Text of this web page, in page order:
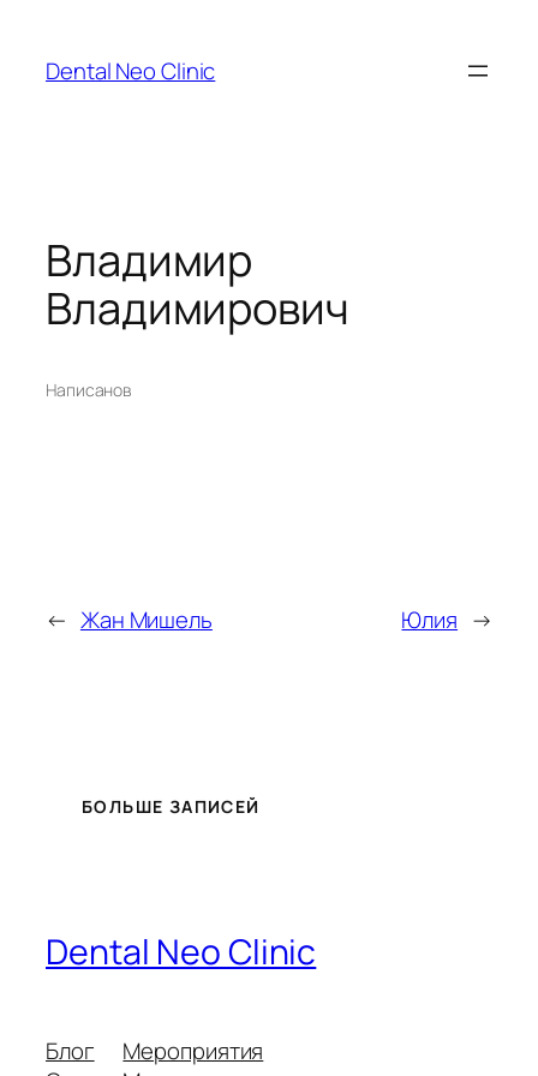
содержимому
Dental Neo Clinic
Владимир
Владимирович
Написанов
← Жан Мишель Юлия →
БОЛЬШЕ ЗАПИСЕЙ
Dental Neo Clinic
Блог
Мероприятия